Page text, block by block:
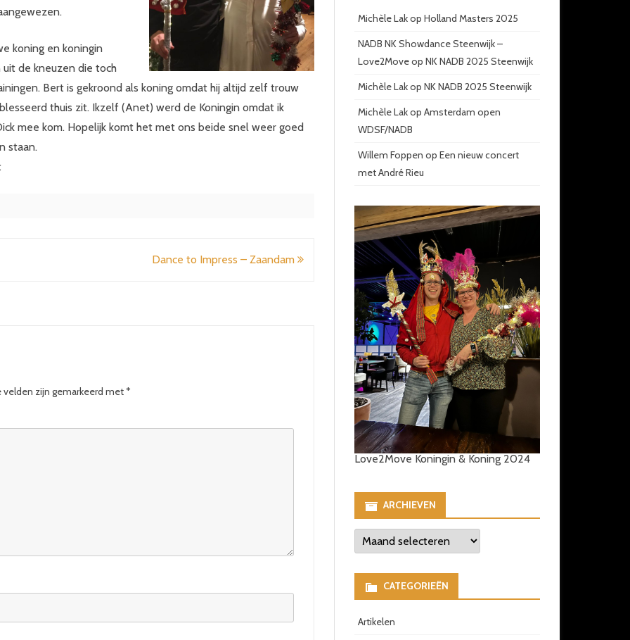
koning en koningin
de kneuzen die toch
Bert is gekroond als koning omdat hij altijd zelf trouw
thuis zit. Ikzelf (Anet) werd de Koningin omdat ik
mee kom. Hopelijk komt het met ons beide snel weer goed
staan.
Dance to Impress – Zaandam
velden zijn gemarkeerd met*
Michèle Lakop Holland Masters 2025
NADB NK Showdance Steenwijk –
Love2Moveop NK NADB 2025 Steenwijk
Michèle Lakop NK NADB 2025 Steenwijk
Michèle Lakop Amsterdam open
WDSF/NADB
Willem Foppen op Een nieuw concert
met André Rieu
Love2Move Koningin & Koning 2024
ARCHIEVEN
Archieven
CATEGORIEËN
Artikelen